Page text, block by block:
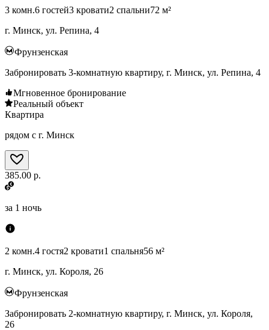
3 комн.6 гостей3 кровати2 спальни72 м²
г. Минск, ул. Репина, 4
Фрунзенская
Забронировать 3-комнатную квартиру, г. Минск, ул. Репина, 4
Мгновенное бронирование
Реальный объект
Квартира
рядом с г. Минск
385.00 р.
за 1 ночь
2 комн.4 гостя2 кровати1 спальня56 м²
г. Минск, ул. Короля, 26
Фрунзенская
Забронировать 2-комнатную квартиру, г. Минск, ул. Короля,
26